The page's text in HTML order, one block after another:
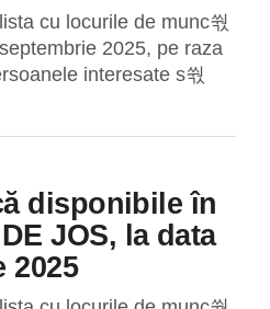
cu locurile de munc쒃
2025, pe raza
interesate s쒃
disponibile în
JOS, la data
2025